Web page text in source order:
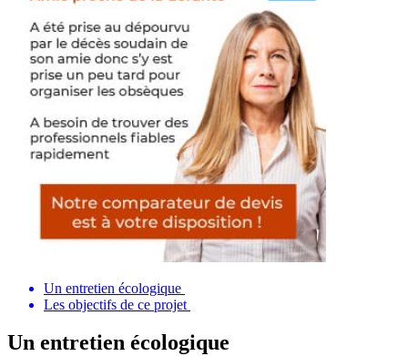
Un entretien écologique
Les objectifs de ce projet
Un entretien écologique